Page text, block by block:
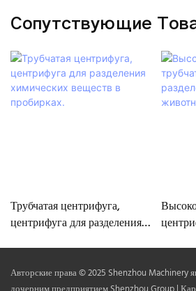
Сопутствующие
Трубчатая центрифуга,
центрифуга для разделения
Авторские права © 2025 Shenzhou Machinery